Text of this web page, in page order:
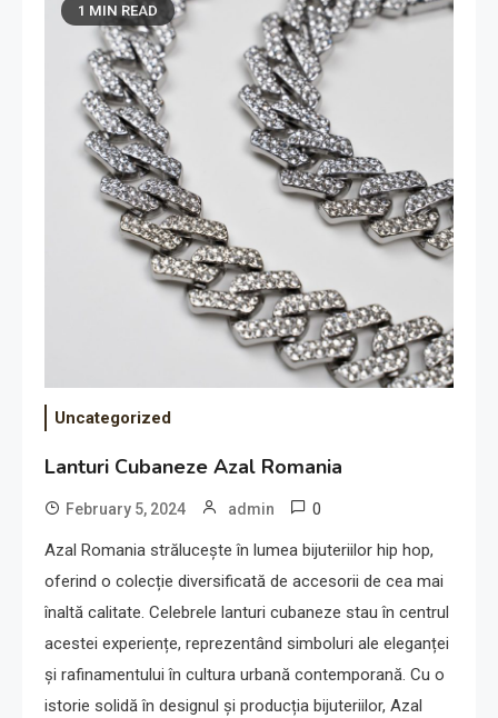
1 MIN READ
Uncategorized
Lanturi Cubaneze Azal Romania
February 5, 2024 admin 0
Azal Romania strălucește în lumea bijuteriilor hip hop,
oferind o colecție diversificată de accesorii de cea mai
înaltă calitate. Celebrele lanturi cubaneze stau în centrul
acestei experiențe, reprezentând simboluri ale eleganței
și rafinamentului în cultura urbană contemporană. Cu o
istorie solidă în designul și producția bijuteriilor, Azal